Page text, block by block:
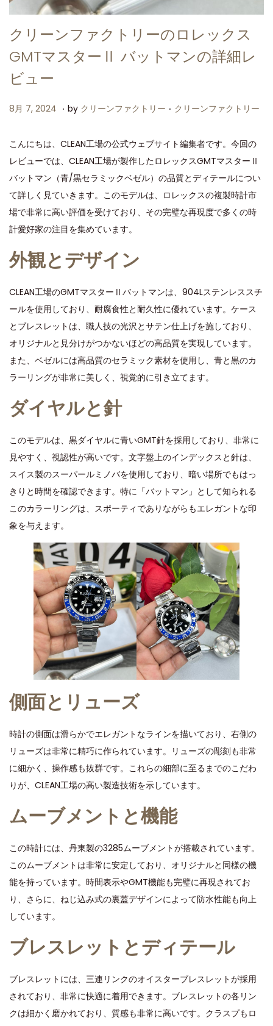
クリーンファクトリーのロレックス
GMTマスターⅡ バットマンの詳細レ
ビュー
P
s
t
e
d
o
n
8月 7, 2024 8
7
,
2
0
2
4
. by クリーンファクトリー . P
s
t
e
d
i
クリーンファクトリー
こんにちは、CLEAN工場の公式ウェブサイト編集者です。今回の
レビューでは、CLEAN工場が製作したロレックスGMTマスターⅡ
バットマン（青/黒セラミックベゼル）の品質とディテールについ
て詳しく見ていきます。このモデルは、ロレックスの複製時計市
場で非常に高い評価を受けており、その完璧な再現度で多くの時
計愛好家の注目を集めています。
外観とデザイン
CLEAN工場のGMTマスターⅡバットマンは、904Lステンレススチ
ールを使用しており、耐腐食性と耐久性に優れています。ケース
とブレスレットは、職人技の光沢とサテン仕上げを施しており、
オリジナルと見分けがつかないほどの高品質を実現しています。
また、ベゼルには高品質のセラミック素材を使用し、青と黒のカ
ラーリングが非常に美しく、視覚的に引き立てます。
ダイヤルと針
このモデルは、黒ダイヤルに青いGMT針を採用しており、非常に
見やすく、視認性が高いです。文字盤上のインデックスと針は、
スイス製のスーパールミノバを使用しており、暗い場所でもはっ
きりと時間を確認できます。特に「バットマン」として知られる
このカラーリングは、スポーティでありながらもエレガントな印
象を与えます。
側面とリューズ
時計の側面は滑らかでエレガントなラインを描いており、右側の
リューズは非常に精巧に作られています。リューズの彫刻も非常
に細かく、操作感も抜群です。これらの細部に至るまでのこだわ
りが、CLEAN工場の高い製造技術を示しています。
ムーブメントと機能
この時計には、丹東製の3285ムーブメントが搭載されています。
このムーブメントは非常に安定しており、オリジナルと同様の機
能を持っています。時間表示やGMT機能も完璧に再現されてお
り、さらに、ねじ込み式の裏蓋デザインによって防水性能も向上
しています。
ブレスレットとディテール
ブレスレットには、三連リンクのオイスターブレスレットが採用
されており、非常に快適に着用できます。ブレスレットの各リン
クは細かく磨かれており、質感も非常に高いです。クラスプもロ